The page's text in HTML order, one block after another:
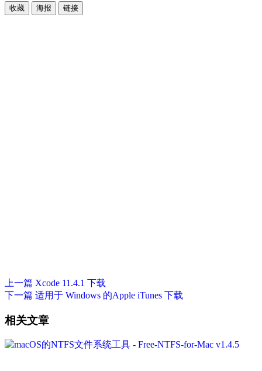
收藏 海报 链接
上一篇 Xcode 11.4.1 下载
下一篇 适用于 Windows 的Apple iTunes 下载
相关文章